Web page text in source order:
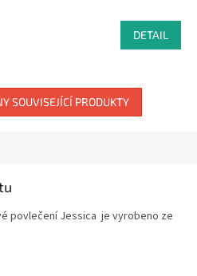
DETAIL
SOUVISEJÍCÍ PRODUKTY
povlečení Jessica je vyrobeno ze